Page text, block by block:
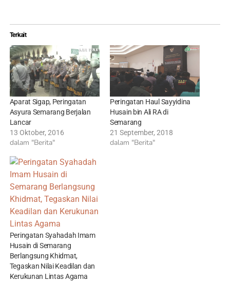
Terkait
Aparat Sigap, Peringatan
Asyura Semarang Berjalan
Lancar
13 Oktober, 2016
dalam "Berita"
Peringatan Haul Sayyidina
Husain bin Ali RA di
Semarang
21 September, 2018
dalam "Berita"
Peringatan Syahadah Imam
Husain di Semarang
Berlangsung Khidmat,
Tegaskan Nilai Keadilan dan
Kerukunan Lintas Agama